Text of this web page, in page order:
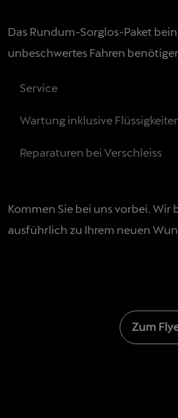
Das Rundum-Sorglos-Paket
unbeschwertes Fahren
Service
Wartung inklusive
Reparaturen bei Verschleiss
Kommen Sie bei uns vorbei. Wir
ausführlich zu Ihrem neuen
Zum